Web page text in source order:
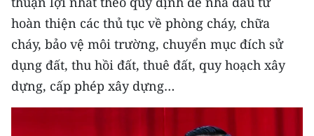
ESPAÑOL
한국어
hoàn thiện các thủ tục về phòng cháy, chữa
cháy, bảo vệ môi trường, chuyển mục đích sử
dụng đất, thu hồi đất, thuê đất, quy hoạch xây
dựng, cấp phép xây dựng…